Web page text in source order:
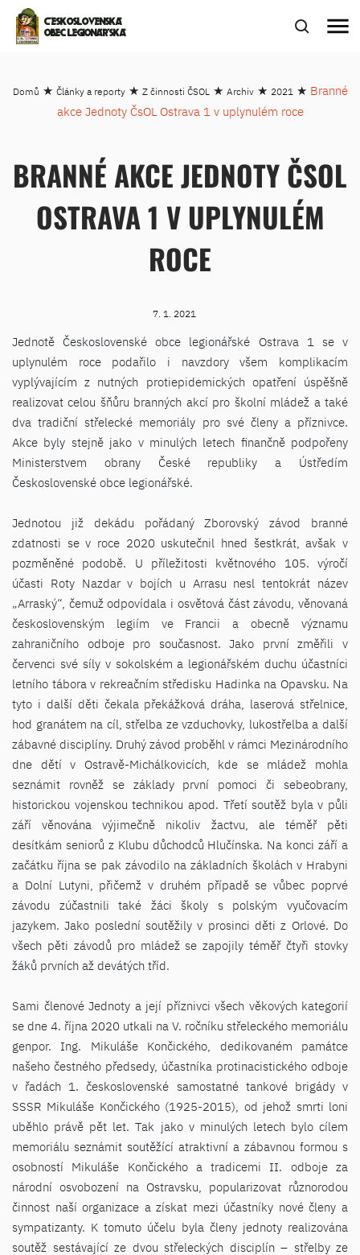
ČESKOSLOVENSKÁ
OBEC LEGIONÁŘSKÁ
menu
Domů ★ Články a reporty★ Z činnosti ČSOL★ Archiv★ 2021★ Branné
akce Jednoty ČsOL Ostrava 1 v uplynulém roce
BRANNÉ AKCE JEDNOTY ČSOL
OSTRAVA 1 V UPLYNULÉM
ROCE
7. 1. 2021
Jednotě Československé obce legionářské Ostrava 1 se v
uplynulém roce podařilo i navzdory všem komplikacím
vyplývajícím z nutných protiepidemických opatření úspěšně
realizovat celou šňůru branných akcí pro školní mládež a také
dva tradiční střelecké memoriály pro své členy a příznivce.
Akce byly stejně jako v minulých letech finančně podpořeny
Ministerstvem obrany České republiky a Ústředím
Československé obce legionářské.
Jednotou již dekádu pořádaný Zborovský závod branné
zdatnosti se v roce 2020 uskutečnil hned šestkrát, avšak v
pozměněné podobě. U příležitosti květnového 105. výročí
účasti Roty Nazdar v bojích u Arrasu nesl tentokrát název
„Arraský“, čemuž odpovídala i osvětová část závodu, věnovaná
československým legiím ve Francii a obecně významu
zahraničního odboje pro současnost. Jako první změřili v
červenci své síly v sokolském a legionářském duchu účastníci
letního tábora v rekreačním středisku Hadinka na Opavsku. Na
tyto i další děti čekala překážková dráha, laserová střelnice,
hod granátem na cíl, střelba ze vzduchovky, lukostřelba a další
zábavné disciplíny. Druhý závod proběhl v rámci Mezinárodního
dne dětí v Ostravě-Michálkovicích, kde se mládež mohla
seznámit rovněž se základy první pomoci či sebeobrany,
historickou vojenskou technikou apod. Třetí soutěž byla v půli
září věnována výjimečně nikoliv žactvu, ale téměř pěti
desítkám seniorů z Klubu důchodců Hlučínska. Na konci září a
začátku října se pak závodilo na základních školách v Hrabyni
a Dolní Lutyni, přičemž v druhém případě se vůbec poprvé
závodu zúčastnili také žáci školy s polským vyučovacím
jazykem. Jako poslední soutěžily v prosinci děti z Orlové. Do
všech pěti závodů pro mládež se zapojily téměř čtyři stovky
žáků prvních až devátých tříd.
Sami členové Jednoty a její příznivci všech věkových kategorií
se dne 4. října 2020 utkali na V. ročníku střeleckého memoriálu
genpor. Ing. Mikuláše Končického, dedikovaném památce
našeho čestného předsedy, účastníka protinacistického odboje
v řadách 1. československé samostatné tankové brigády v
SSSR Mikuláše Končického (1925-2015), od jehož smrti loni
uběhlo právě pět let. Tak jako v minulých letech bylo cílem
memoriálu seznámit soutěžící atraktivní a zábavnou formou s
osobností Mikuláše Končického a tradicemi II. odboje za
národní osvobození na Ostravsku, popularizovat různorodou
činnost naší organizace a získat mezi účastníky nové členy a
sympatizanty. K tomuto účelu byla členy jednoty realizována
soutěž sestávající ze dvou střeleckých disciplín – střelby ze